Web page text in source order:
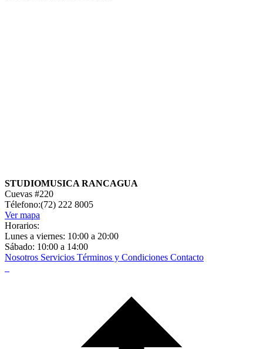
STUDIOMUSICA RANCAGUA
Cuevas #220
Télefono:(72) 222 8005
Ver mapa
Horarios:
Lunes a viernes: 10:00 a 20:00
Sábado: 10:00 a 14:00
Nosotros Servicios Términos y Condiciones Contacto